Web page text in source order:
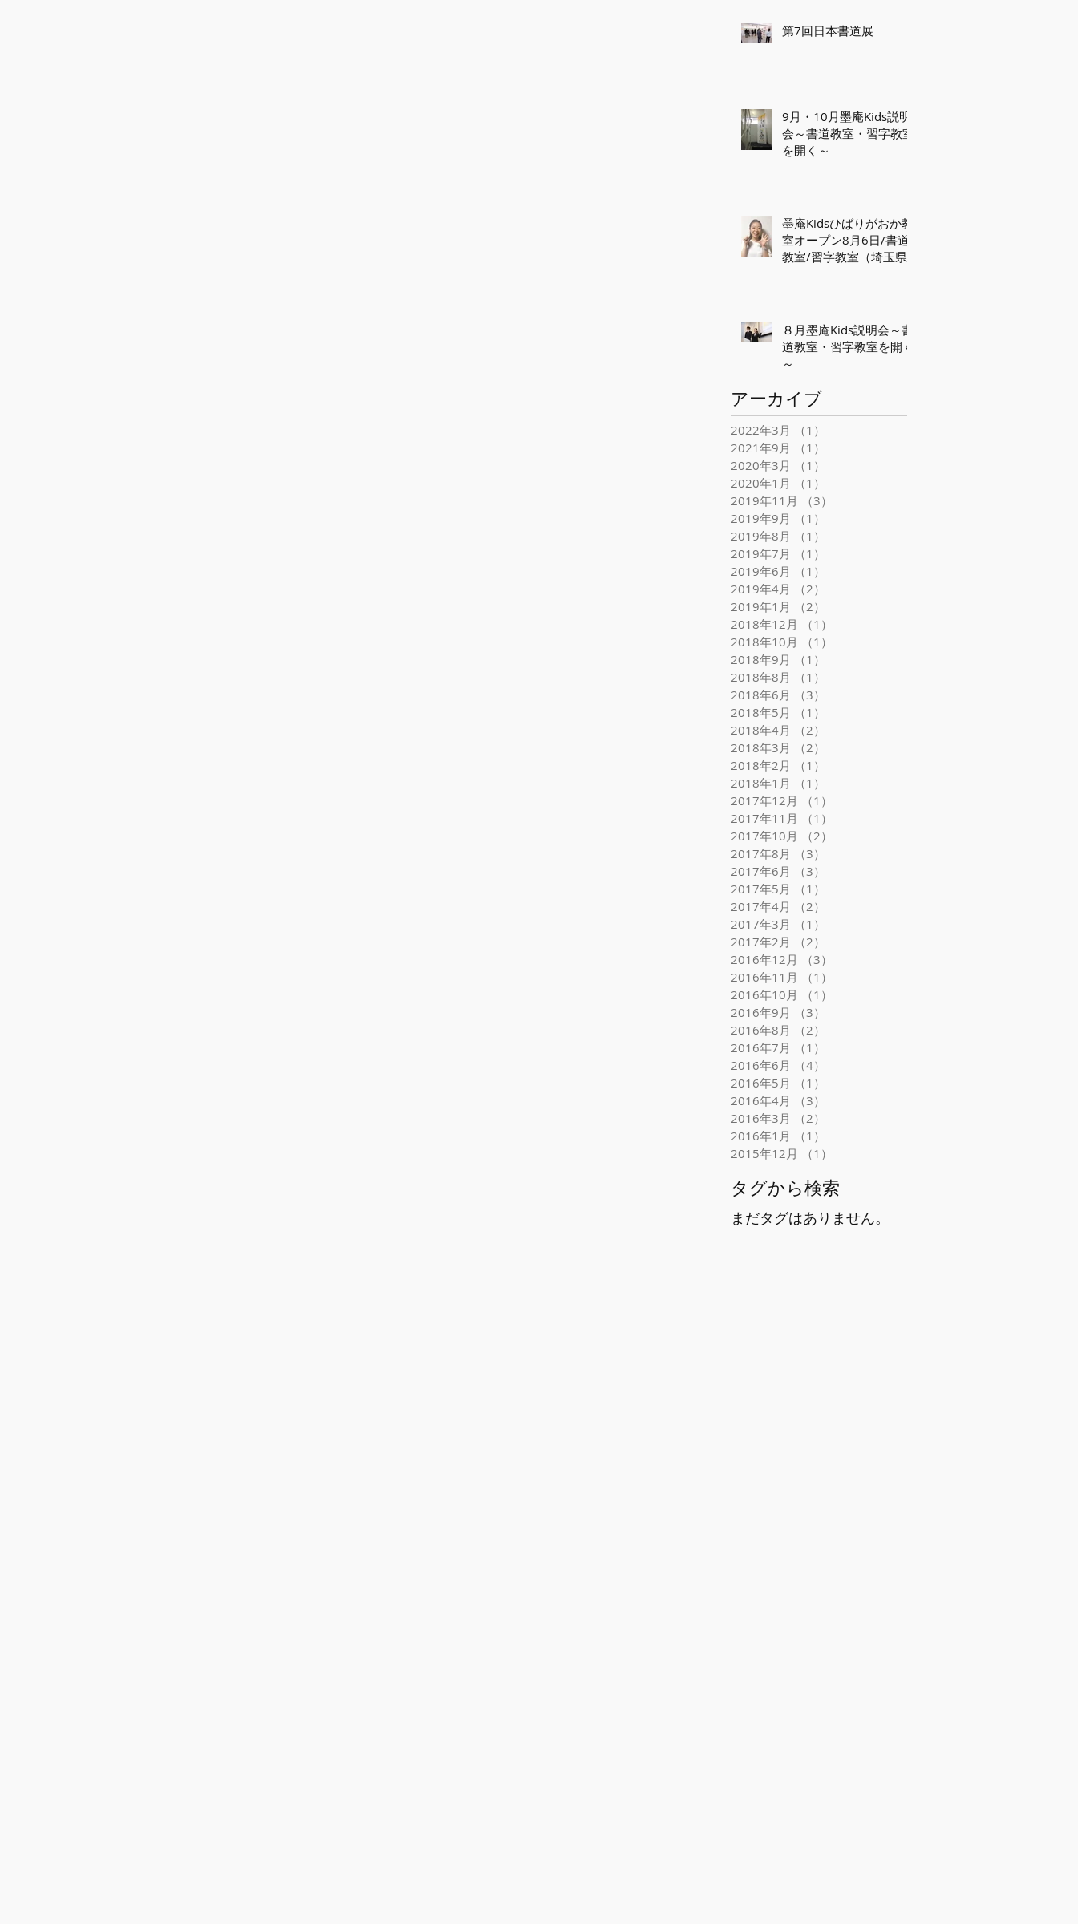
第7回日本書道展
9月・10月墨庵Kids説明
会～書道教室・習字教室
を開く～
墨庵Kidsひばりがおか教
室オープン8月6日/書道
教室/習字教室（埼玉県
８月墨庵Kids説明会～書
道教室・習字教室を開く
～
アーカイブ
2022年3月 （1）
2021年9月
（1）
2020年3月
（1）
2020年1月
（1）
2019年11月
（3）
2019年9月
（1）
2019年8月
（1）
2019年7月
（1）
2019年6月
（1）
2019年4月
（2）
2019年1月
（2）
2018年12月
（1）
2018年10月
（1）
2018年9月
（1）
2018年8月
（1）
2018年6月
（3）
2018年5月
（1）
2018年4月
（2）
2018年3月
（2）
2018年2月
（1）
2018年1月
（1）
2017年12月
（1）
2017年11月
（1）
2017年10月
（2）
2017年8月
（3）
2017年6月
（3）
2017年5月
（1）
2017年4月
（2）
2017年3月
（1）
2017年2月
（2）
2016年12月
（3）
2016年11月
（1）
2016年10月
（1）
2016年9月
（3）
2016年8月
（2）
2016年7月
（1）
2016年6月
（4）
2016年5月
（1）
2016年4月
（3）
2016年3月
（2）
2016年1月
（1）
2015年12月
（1）
タグから検索
まだタグはありません。